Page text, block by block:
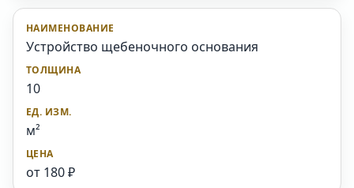
Устройство щебеночного основания
10
м²
от 180 ₽